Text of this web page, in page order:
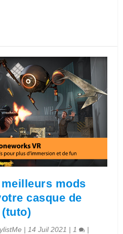
mods
casque de
| 14 Juil 2021 | 1 |